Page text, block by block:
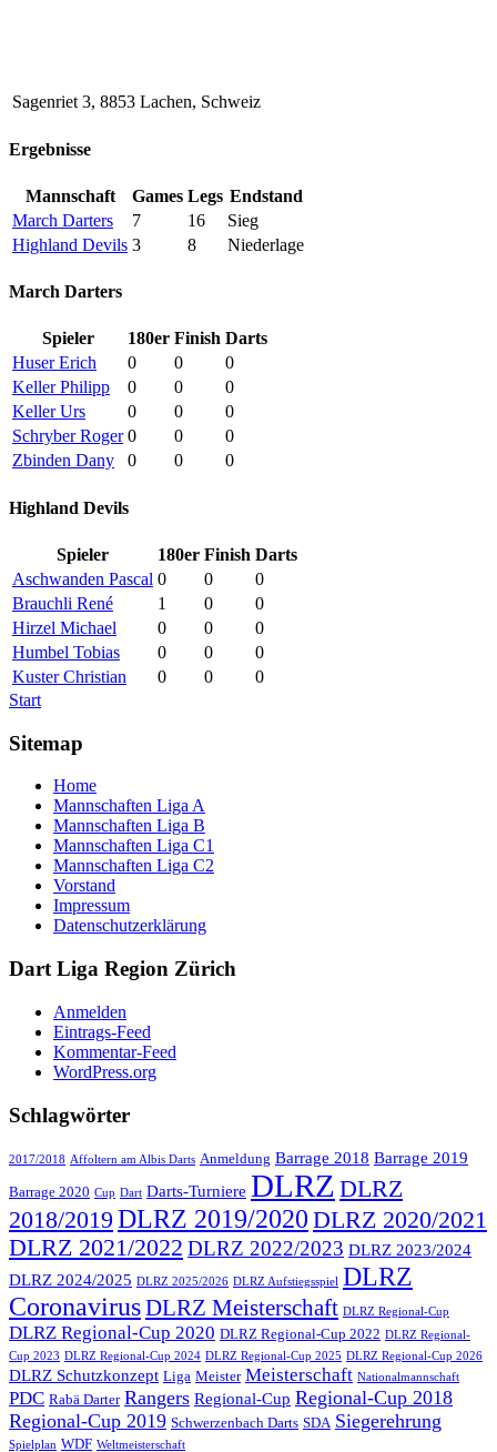
Sagenriet 3, 8853 Lachen, Schweiz
Ergebnisse
Mannschaft Games Legs Endstand
March Darters
7 16
Sieg
Highland Devils 3 8 Niederlage
March Darters
Spieler 180er Finish Darts
Huser Erich
0 0
0
Keller Philipp
0 0
0
Keller Urs
0 0
0
Schryber Roger 0 0
0
Zbinden Dany
0 0 0
Highland Devils
Spieler 180er Finish Darts
Aschwanden Pascal 0 0
0
Brauchli René
1 0
0
Hirzel Michael
0 0
0
Humbel Tobias
0 0
0
Kuster Christian
0 0
0
Start
Sitemap
Home
Mannschaften Liga A
Mannschaften Liga B
Mannschaften Liga C1
Mannschaften Liga C2
Vorstand
Impressum
Datenschutzerklärung
Dart Liga Region Zürich
Anmelden
Eintrags-Feed
Kommentar-Feed
WordPress.org
Schlagwörter
2017/2018 Affoltern am Albis Darts Anmeldung Barrage 2018 Barrage 2019
Barrage 2020 Cup Dart Darts-Turniere DLRZ DLRZ
2018/2019 DLRZ 2019/2020 DLRZ 2020/2021
DLRZ 2021/2022 DLRZ 2022/2023 DLRZ 2023/2024
DLRZ 2024/2025 DLRZ 2025/2026 DLRZ Aufstiegsspiel DLRZ
CoronavirusDLRZ Meisterschaft DLRZ Regional-Cup
DLRZ Regional-Cup 2020 DLRZ Regional-Cup 2022 DLRZ Regional-
Cup 2023 DLRZ Regional-Cup 2024 DLRZ Regional-Cup 2025 DLRZ Regional-Cup 2026
DLRZ Schutzkonzept Liga Meister Meisterschaft Nationalmannschaft
PDC Rabä Darter Rangers Regional-Cup Regional-Cup 2018
Regional-Cup 2019 Schwerzenbach Darts SDA Siegerehrung
Spielplan WDF Weltmeisterschaft